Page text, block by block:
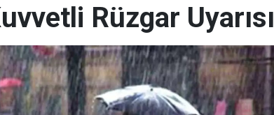
Rüzgar Uyarısı